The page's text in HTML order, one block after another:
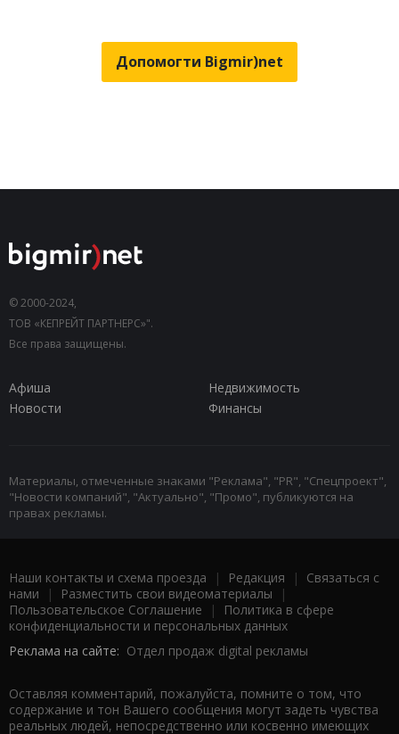
Допомогти Bigmir)net
© 2000-2024,
ТОВ «КЕПРЕЙТ ПАРТНЕРС»".
Все права защищены.
Афиша
Недвижимость
Новости
Финансы
Материалы, отмеченные знаками "Реклама", "PR", "Спецпроект",
"Новости компаний", "Актуально", "Промо", публикуются на
правах рекламы.
Наши контакты и схема проезда | Редакция | Связаться с
нами | Разместить свои видеоматериалы |
Пользовательское Соглашение |
Политика в сфере
конфиденциальности и персональных данных
Реклама на сайте: Отдел продаж digital рекламы
Оставляя комментарий, пожалуйста, помните о том, что
содержание и тон Вашего сообщения могут задеть чувства
реальных людей, непосредственно или косвенно имеющих